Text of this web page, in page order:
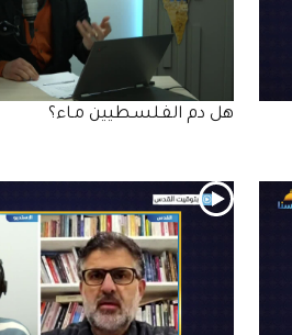
هل دم الفـلسـطيين مـاء؟